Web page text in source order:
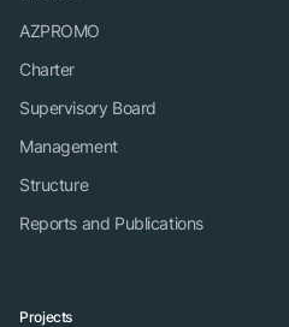
AZPROMO
Charter
Supervisory Board
Management
Structure
Reports and Publications
Projects